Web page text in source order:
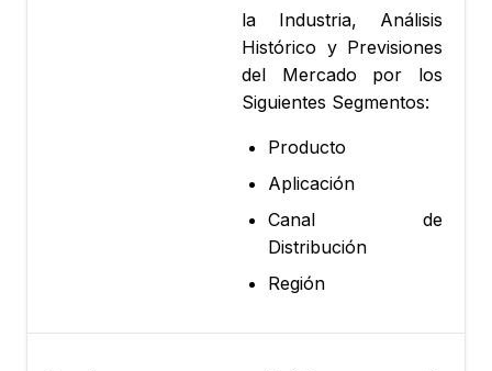
la Industria, Análisis
Histórico y Previsiones
del Mercado por los
Siguientes Segmentos:
Producto
Aplicación
Canal de
Distribución
Región